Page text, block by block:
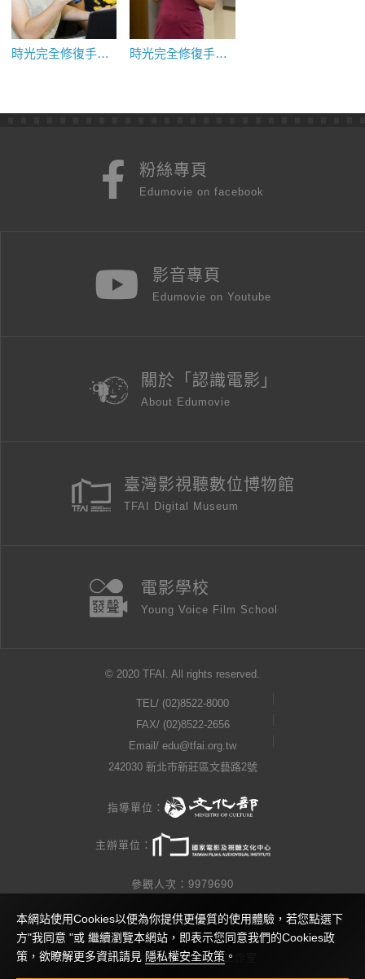
時光完全修復手冊（2）：我們修復時光碎片的方法 時光完全修復手冊（3）：我們如何取得時光的所有權
粉絲專頁
Edumovie on facebook
影音專頁
Edumovie on Youtube
關於「認識電影」
About Edumovie
臺灣影視聽數位博物館
TFAI Digital Museum
電影學校
Young Voice Film School
© 2020 TFAI. All rights reserved.
TEL/ (02)8522-8000
FAX/ (02)8522-2656
Email/ edu@tfai.org.tw
242030 新北市新莊區文藝路2號
指導單位：
主辦單位：
參觀人次：9979690
隱私權公告
網站製作 / 瓜口瓜設計工作室
本網站使用Cookies以便為你提供更優質的使用體驗，若您點選下
方"我同意 "或 繼續瀏覽本網站，即表示您同意我們的Cookies政
策，欲瞭解更多資訊請見 隱私權安全政策 。